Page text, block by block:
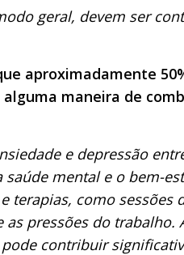
geral, devem ser
aproximadamente
maneira de
e depressão
mental e o bem-
terapias, como sessões
pressões do trabalho.
contribuir